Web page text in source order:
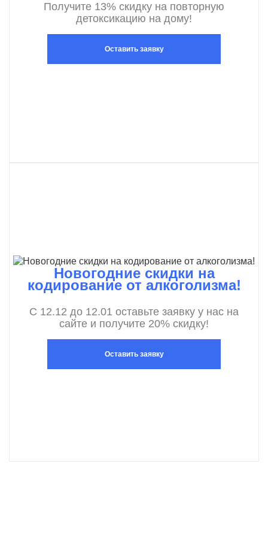
Получите 13% скидку на повторную
детоксикацию на дому!
Оставить заявку
Новогодние скидки на
кодирование от алкоголизма!
С 12.12 до 12.01 оставьте заявку у нас на
сайте и получите 20% скидку!
Оставить заявку